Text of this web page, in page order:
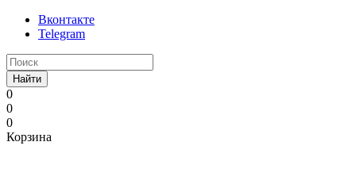
Вконтакте
Telegram
Найти
0
0
0
Корзина